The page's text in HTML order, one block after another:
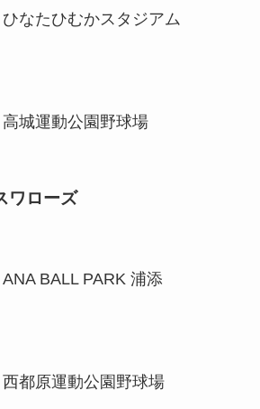
なたひむかスタジアム
城運動公園野球場
ワローズ
BALL PARK 浦添
都原運動公園野球場